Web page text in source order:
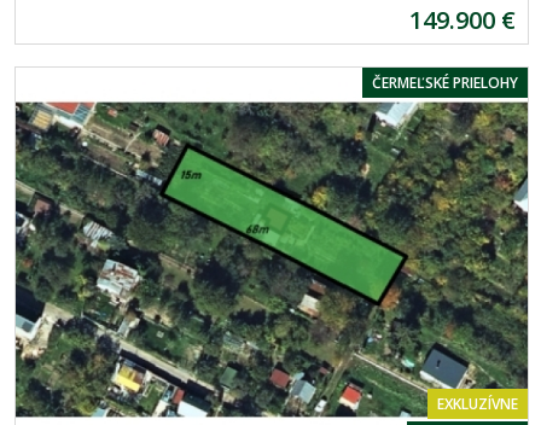
149.900 €
ČERMEĽSKÉ PRIELOHY
EXKLUZÍVNE